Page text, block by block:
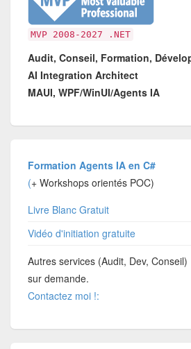
MVP 2008-2027 .NET
Audit, Conseil, Formation,
AI Integration Architect
MAUI, WPF/WinUI/Agents IA
Formation Agents IA en C#
(+ Workshops orientés POC)
Livre Blanc Gratuit
Vidéo d'initiation gratuite
Autres services (Audit, Dev, Conseil)
sur demande.
Contactez moi !: